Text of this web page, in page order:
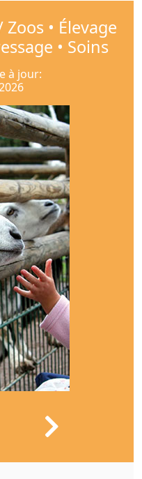
• Élevage
• Soins
à jour: